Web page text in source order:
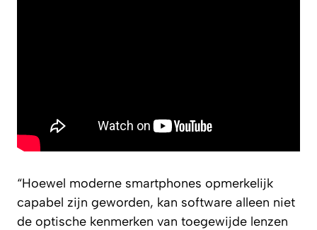
“Hoewel moderne smartphones opmerkelijk
capabel zijn geworden, kan software alleen niet
de optische kenmerken van toegewijde lenzen